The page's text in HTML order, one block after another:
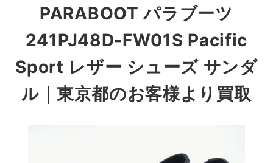
PARABOOT パラブーツ
241PJ48D-FW01S Pacific
Sport レザー シューズ サンダ
ル｜東京都のお客様より買取